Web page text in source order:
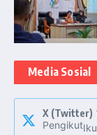
Media Sosial
X (Twitter)
Pengikut